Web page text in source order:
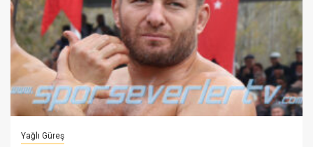
Yağlı Güreş